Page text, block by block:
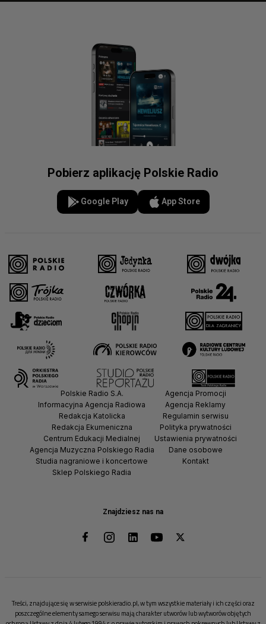
Pobierz aplikację Polskie Radio
Google Play App Store
Znajdziesz nas na
Polskie Radio S.A.
Informacyjna Agencja Radiowa
Redakcja Katolicka
Redakcja Ekumeniczna
Centrum Edukacji Medialnej
Agencja Muzyczna Polskiego Radia
Studia nagraniowe i koncertowe
Sklep Polskiego Radia
Agencja Promocji
Agencja Reklamy
Regulamin serwisu
Polityka prywatności
Ustawienia prywatności
Dane osobowe
Kontakt
Treści, znajdujące się w serwisie polskieradio.pl, w tym wszystkie materiały i ich części oraz
poszczególne elementy samego serwisu mają charakter utworów lub wytworów objętych